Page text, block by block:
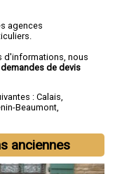
agences
d'informations, nous
demandes de devis
: Calais,
Beaumont,
anciennes